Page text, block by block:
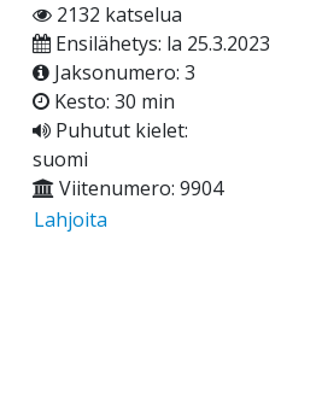
2132 katselua
Ensilähetys: la 25.3.2023
Jaksonumero: 3
Kesto: 30 min
Puhutut kielet:
suomi
Viitenumero: 9904
Lahjoita